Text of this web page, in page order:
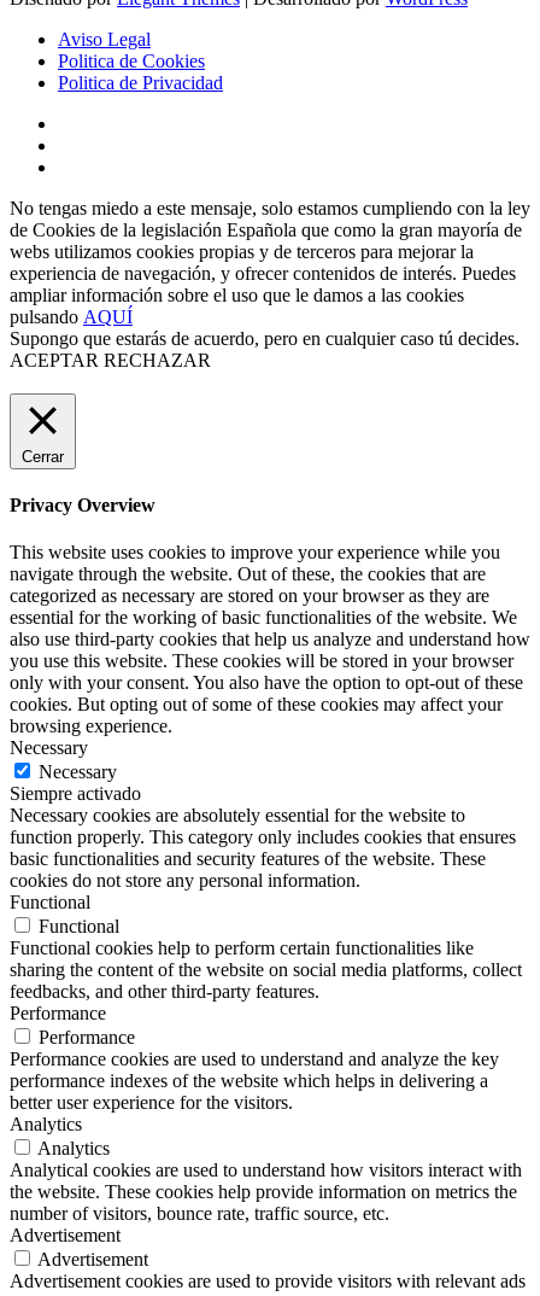
Aviso Legal
Politica de Cookies
Politica de Privacidad
No tengas miedo a este mensaje, solo estamos cumpliendo con la ley
de Cookies de la legislación Española que como la gran mayoría de
webs utilizamos cookies propias y de terceros para mejorar la
experiencia de navegación, y ofrecer contenidos de interés. Puedes
ampliar información sobre el uso que le damos a las cookies
pulsando AQUÍ
Supongo que estarás de acuerdo, pero en cualquier caso tú decides.
ACEPTAR RECHAZAR
Cerrar
Privacy Overview
This website uses cookies to improve your experience while you
navigate through the website. Out of these, the cookies that are
categorized as necessary are stored on your browser as they are
essential for the working of basic functionalities of the website. We
also use third-party cookies that help us analyze and understand how
you use this website. These cookies will be stored in your browser
only with your consent. You also have the option to opt-out of these
cookies. But opting out of some of these cookies may affect your
browsing experience.
Necessary
Necessary
Siempre activado
Necessary cookies are absolutely essential for the website to
function properly. This category only includes cookies that ensures
basic functionalities and security features of the website. These
cookies do not store any personal information.
Functional
Functional
Functional cookies help to perform certain functionalities like
sharing the content of the website on social media platforms, collect
feedbacks, and other third-party features.
Performance
Performance
Performance cookies are used to understand and analyze the key
performance indexes of the website which helps in delivering a
better user experience for the visitors.
Analytics
Analytics
Analytical cookies are used to understand how visitors interact with
the website. These cookies help provide information on metrics the
number of visitors, bounce rate, traffic source, etc.
Advertisement
Advertisement
Advertisement cookies are used to provide visitors with relevant ads